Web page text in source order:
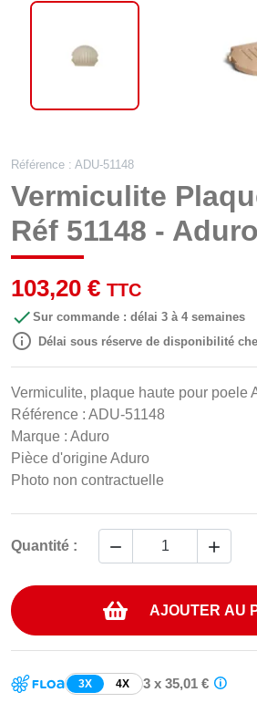
Référence : ADU-51148
Vermiculite
Réf 51148 - Aduro
103,20 € TTC
 Sur commande : délai 3 à 4 semaines
 Délai sous réserve de disponibilité
Vermiculite, plaque haute pour poele
Référence : ADU-51148
Marque : Aduro
Pièce d'origine Aduro
Photo non contractuelle
Quantité :  
AJOUTER AU
3X 4X 3 x 35,01 €